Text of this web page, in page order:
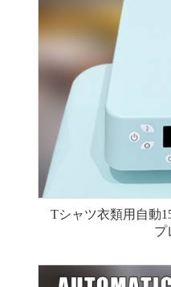
Tシャツ衣類用自動
プ